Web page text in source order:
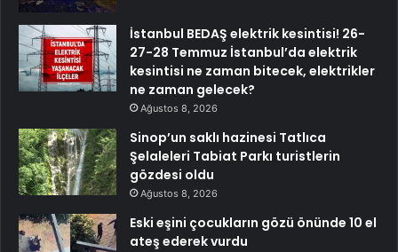
İstanbul BEDAŞ elektrik kesintisi! 26-
27-28 Temmuz İstanbul’da elektrik
kesintisi ne zaman bitecek, elektrikler
ne zaman gelecek?
Ağustos 8, 2026
Sinop’un saklı hazinesi Tatlıca
Şelaleleri Tabiat Parkı turistlerin
gözdesi oldu
Ağustos 8, 2026
Eski eşini çocukların gözü önünde 10 el
ateş ederek vurdu